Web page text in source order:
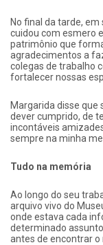
No final da tarde,
cuidou com esmero
patrimônio que
agradecimentos a
colegas de trabalho
fortalecer nossas
Margarida disse que
dever cumprido, de
incontáveis
sempre na minha
Tudo na memória
Ao longo do seu
arquivo vivo do
onde estava cada
determinado
antes de encontrar o